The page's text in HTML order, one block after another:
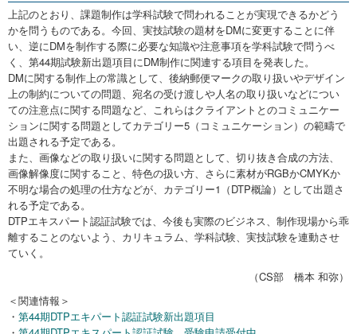
上記のとおり、課題制作は学科試験で問われることが実現できるかどう
かを問うものである。今回、実技試験の題材をDMに変更することに伴
い、逆にDMを制作する際に必要な知識や注意事項を学科試験で問うべ
く、第44期試験新出題項目にDM制作に関連する項目を発表した。
DMに関する制作上の常識として、後納郵便マークの取り扱いやデザイン
上の制約についての問題、宛名の受け渡しや人名の取り扱いなどについ
ての注意点に関する問題など、これらはクライアントとのコミュニケー
ションに関する問題としてカテゴリー5（コミュニケーション）の範疇で
出題される予定である。
また、画像などの取り扱いに関する問題として、切り抜き合成の方法、
画像解像度に関すること、特色の扱い方、さらに素材がRGBかCMYKか
不明な場合の処理の仕方などが、カテゴリー1（DTP概論）として出題さ
れる予定である。
DTPエキスパート認証試験では、今後も実際のビジネス、制作現場から乖
離することのないよう、カリキュラム、学科試験、実技試験を連動させ
ていく。
（CS部 橋本 和弥）
＜関連情報＞
・ 第44期DTPエキパート認証試験新出題項目